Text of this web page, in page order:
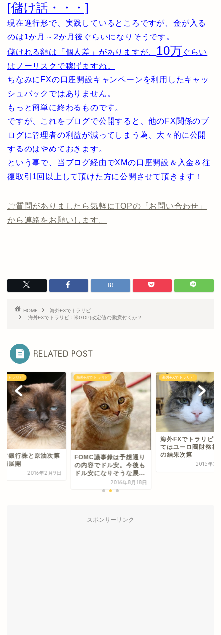
[儲け話・・・]
現在進行形で、実践しているところですが、金が入る
のは1か月～2か月後ぐらいになりそうです。
儲けれる額は「個人差」がありますが、 10万 ぐらい
はノーリスクで稼げますね。
ちなみにFXの口座開設キャンペーンを利用したキャッ
シュバックではありません。
もっと簡単に終わるものです。
ですが、これをブログで公開すると、他のFX関係のブ
ログに管理者の利益が減ってしまう為、大々的に公開
するのはやめておきます。
という事で、当ブログ経由でXMの口座開設＆入金＆往
復取引1回以上して頂けた方に公開させて頂きます！
ご質問がありましたら気軽にTOPの「お問い合わせ」
から連絡をお願いします。
HOME
海外FXでトラリピ
海外FXでトラリピ：米GDP(改定値)で動意付くか？
RELATED POST
でトラリピ
ツ銀行株と原油次第
場展開
2016年2月9日
海外FXでトラリピ
FOMC議事録は予想通り
の内容でドル安。今後も
ドル安になりそうな展...
2016年8月18日
海外FXでトラリピ
海外FXでトラリピ：
てはユーロ圏財務相
の結果次第
2015年2
スポンサーリンク